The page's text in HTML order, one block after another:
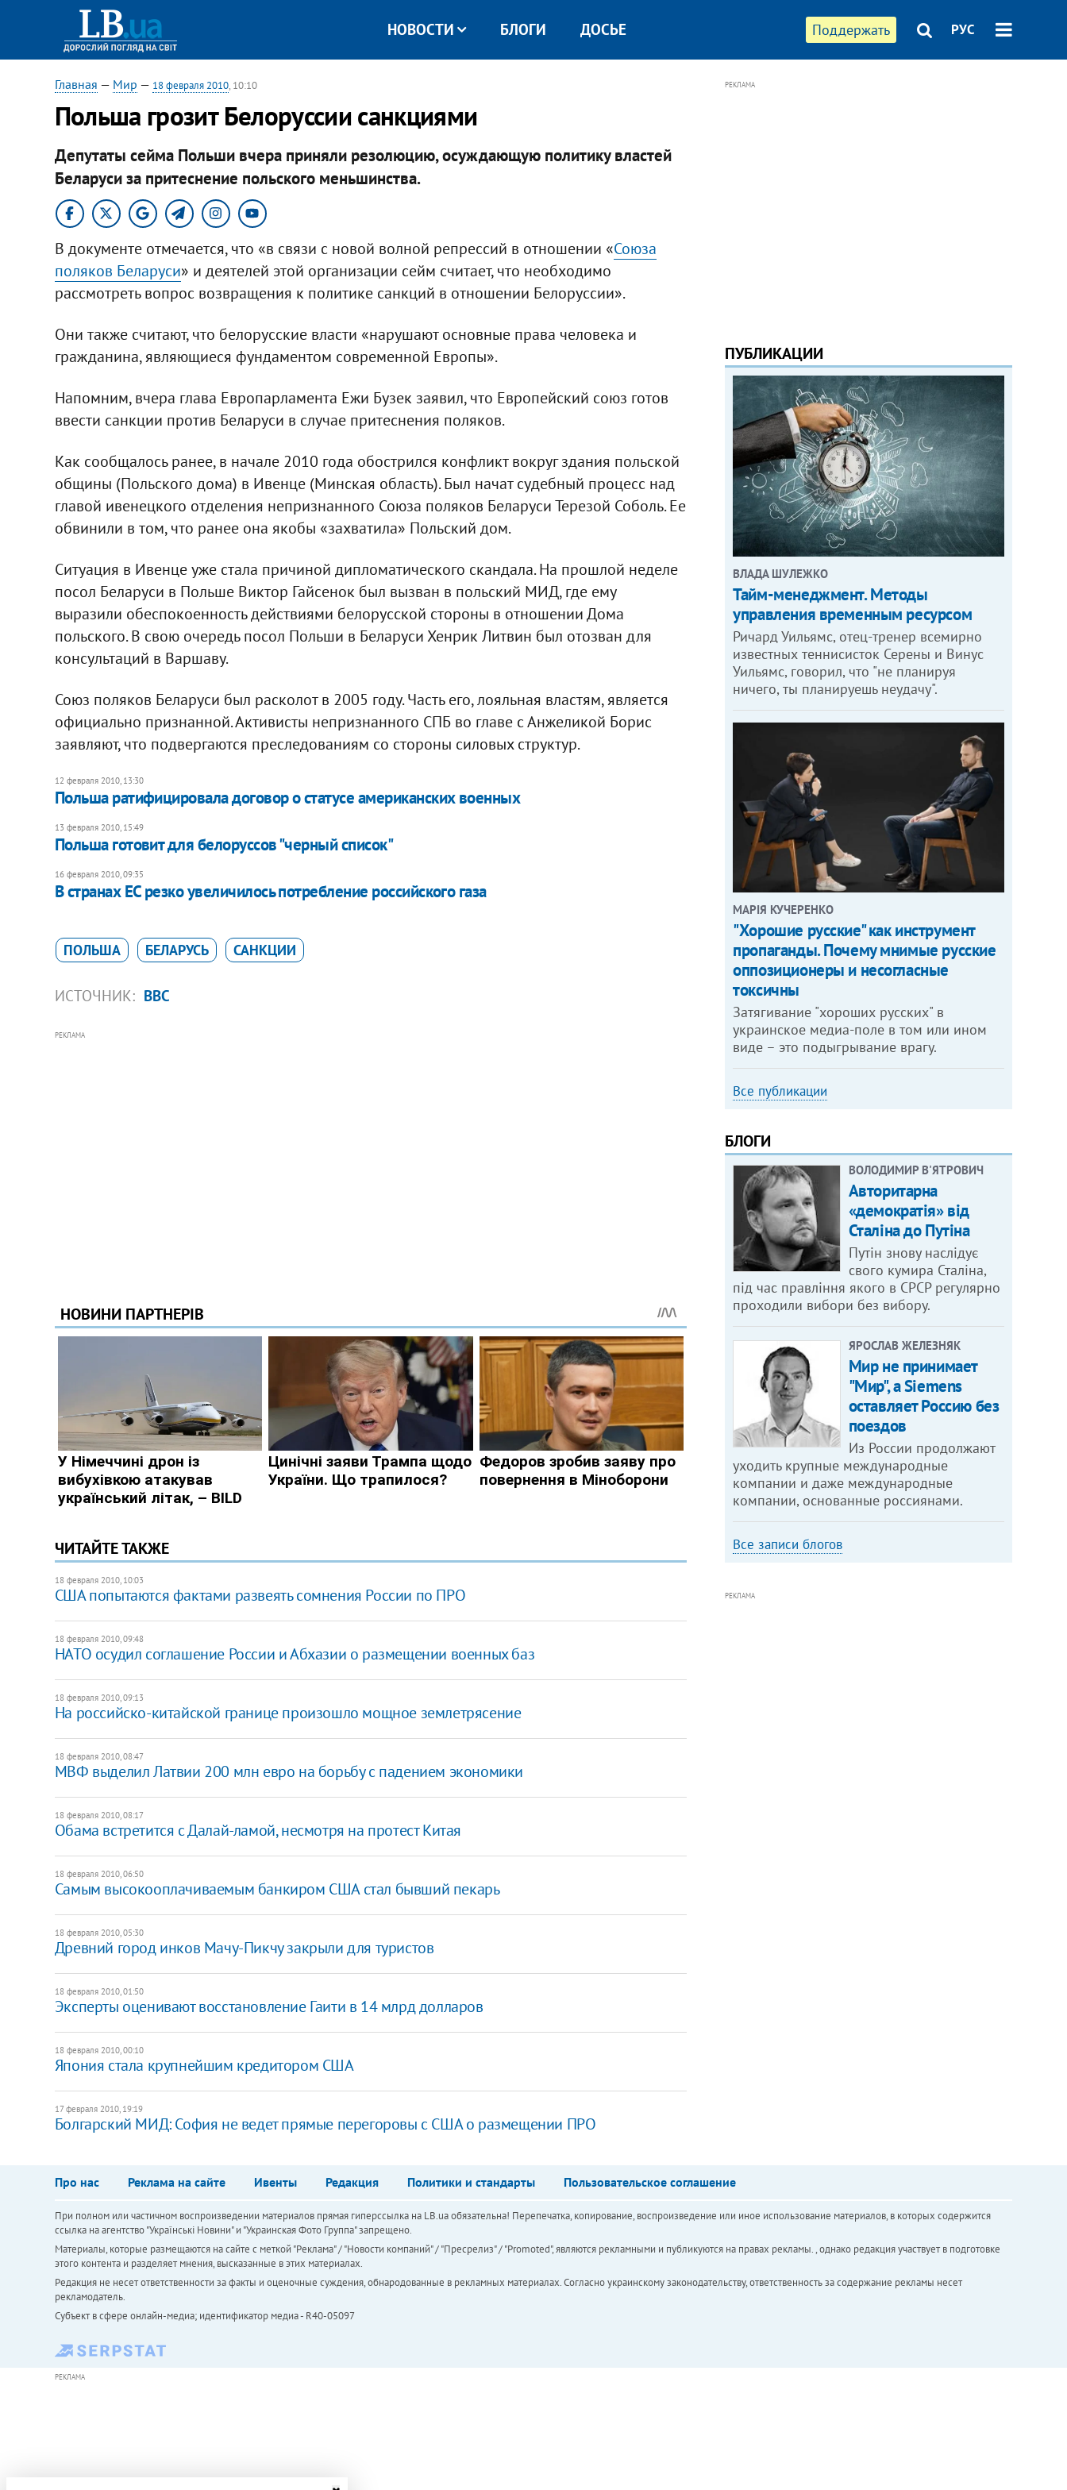
Поддержать РУС
НОВОСТИ БЛОГИ ДОСЬЕ
Главная — Мир — 18 февраля 2010, 10:10
Польша грозит Белоруссии санкциями
Депутаты сейма Польши вчера приняли резолюцию, осуждающую политику властей
Беларуси за притеснение польского меньшинства.
В документе отмечается, что «в связи с новой волной репрессий в отношении «Союза
поляков Беларуси» и деятелей этой организации сейм считает, что необходимо
рассмотреть вопрос возвращения к политике санкций в отношении Белоруссии».
Они также считают, что белорусские власти «нарушают основные права человека и
гражданина, являющиеся фундаментом современной Европы».
Напомним, вчера глава Европарламента Ежи Бузек заявил, что Европейский союз готов
ввести санкции против Беларуси в случае притеснения поляков.
Как сообщалось ранее, в начале 2010 года обострился конфликт вокруг здания польской
общины (Польского дома) в Ивенце (Минская область). Был начат судебный процесс над
главой ивенецкого отделения непризнанного Союза поляков Беларуси Терезой Соболь. Ее
обвинили в том, что ранее она якобы «захватила» Польский дом.
Ситуация в Ивенце уже стала причиной дипломатического скандала. На прошлой неделе
посол Беларуси в Польше Виктор Гайсенок был вызван в польский МИД, где ему
выразили обеспокоенность действиями белорусской стороны в отношении Дома
польского. В свою очередь посол Польши в Беларуси Хенрик Литвин был отозван для
консультаций в Варшаву.
Союз поляков Беларуси был расколот в 2005 году. Часть его, лояльная властям, является
официально признанной. Активисты непризнанного СПБ во главе с Анжеликой Борис
заявляют, что подвергаются преследованиям со стороны силовых структур.
12 февраля 2010, 13:30
Польша ратифицировала договор о статусе американских военных
13 февраля 2010, 15:49
Польша готовит для белоруссов "черный список"
16 февраля 2010, 09:35
В странах ЕС резко увеличилось потребление российского газа
ПОЛЬША БЕЛАРУСЬ САНКЦИИ
ИСТОЧНИК: BBC
РЕКЛАМА
ЧИТАЙТЕ ТАКЖЕ
18 февраля 2010, 10:03
США попытаются фактами развеять сомнения России по ПРО
18 февраля 2010, 09:48
НАТО осудил соглашение России и Абхазии о размещении военных баз
18 февраля 2010, 09:13
На российско-китайской границе произошло мощное землетрясение
18 февраля 2010, 08:47
МВФ выделил Латвии 200 млн евро на борьбу с падением экономики
18 февраля 2010, 08:17
Обама встретится с Далай-ламой, несмотря на протест Китая
18 февраля 2010, 06:50
Самым высокооплачиваемым банкиром США стал бывший пекарь
18 февраля 2010, 05:30
Древний город инков Мачу-Пикчу закрыли для туристов
18 февраля 2010, 01:50
Эксперты оценивают восстановление Гаити в 14 млрд долларов
18 февраля 2010, 00:10
Япония стала крупнейшим кредитором США
17 февраля 2010, 19:19
Болгарский МИД: София не ведет прямые перегоровы с США о размещении ПРО
РЕКЛАМА
ПУБЛИКАЦИИ
ВЛАДА ШУЛЕЖКО
Тайм-менеджмент. Методы
управления временным ресурсом
Ричард Уильямс, отец-тренер всемирно
известных теннисисток Серены и Винус
Уильямс, говорил, что "не планируя
ничего, ты планируешь неудачу".
МАРІЯ КУЧЕРЕНКО
"Хорошие русские" как инструмент
пропаганды. Почему мнимые русские
оппозиционеры и несогласные
токсичны
Затягивание "хороших русских" в
украинское медиа-поле в том или ином
виде – это подыгрывание врагу.
Все публикации
БЛОГИ
ВОЛОДИМИР В'ЯТРОВИЧ
Авторитарна
«демократія» від
Сталіна до Путіна
Путін знову наслідує
свого кумира Сталіна,
під час правління якого в СРСР регулярно
проходили вибори без вибору.
ЯРОСЛАВ ЖЕЛЕЗНЯК
Мир не принимает
"Мир", а Siemens
оставляет Россию без
поездов
Из России продолжают
уходить крупные международные
компании и даже международные
компании, основанные россиянами.
Все записи блогов
РЕКЛАМА
Про нас Реклама на сайте Ивенты Редакция Политики и стандарты Пользовательское соглашение
При полном или частичном воспроизведении материалов прямая гиперссылка на LB.ua обязательна! Перепечатка, копирование, воспроизведение или иное использование материалов, в которых содержится
ссылка на агентство "Українськi Новини" и "Украинская Фото Группа" запрещено.
Материалы, которые размещаются на сайте с меткой "Реклама" / "Новости компаний" / "Пресрелиз" / "Promoted", являются рекламными и публикуются на правах рекламы. , однако редакция участвует в подготовке
этого контента и разделяет мнения, высказанные в этих материалах.
Редакция не несет ответственности за факты и оценочные суждения, обнародованные в рекламных материалах. Согласно украинскому законодательству, ответственность за содержание рекламы несет
рекламодатель.
Субъект в сфере онлайн-медиа; идентификатор медиа - R40-05097
РЕКЛАМА